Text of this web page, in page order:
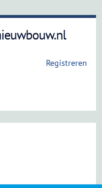
Registreren